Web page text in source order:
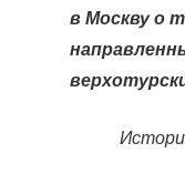
в Москву о